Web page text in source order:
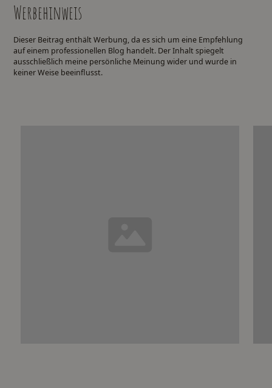
Werbehinweis
Dieser Beitrag enthält Werbung, da es sich um eine Empfehlung
auf einem professionellen Blog handelt. Der Inhalt spiegelt
ausschließlich meine persönliche Meinung wider und wurde in
keiner Weise beeinflusst.